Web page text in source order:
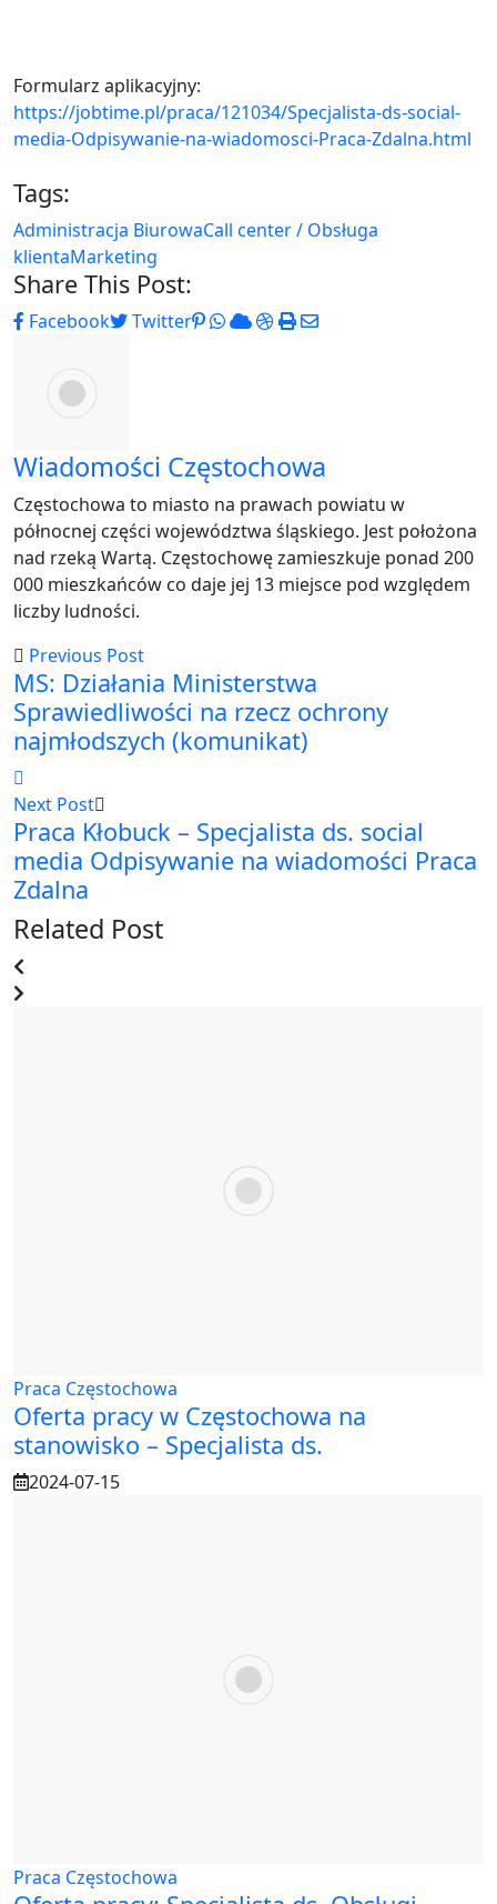
Formularz aplikacyjny:
https://jobtime.pl/praca/121034/Specjalista-ds-social-
media-Odpisywanie-na-wiadomosci-Praca-Zdalna.html
Tags:
Administracja BiurowaCall center / Obsługa
klientaMarketing
Share This Post:
Facebook Twitter Pinterest
Whatsapp
CloudStumbleUpon
PrintShare
Wiadomości Częstochowa
Częstochowa to miasto na prawach powiatu w
północnej części województwa śląskiego. Jest położona
nad rzeką Wartą. Częstochowę zamieszkuje ponad 200
000 mieszkańców co daje jej 13 miejsce pod względem
liczby ludności.
Previous Post
MS: Działania Ministerstwa
Sprawiedliwości na rzecz ochrony
najmłodszych (komunikat)
Next Post
Praca Kłobuck – Specjalista ds. social
media Odpisywanie na wiadomości Praca
Zdalna
Related Post
Praca Częstochowa
Oferta pracy w Częstochowa na
stanowisko – Specjalista ds.
2024-07-15
Praca Częstochowa